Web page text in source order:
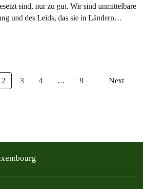
sind, nur zu gut. Wir sind unmittelbare
und des Leids, das sie in Ländern…
2 3 4 … 9 Next